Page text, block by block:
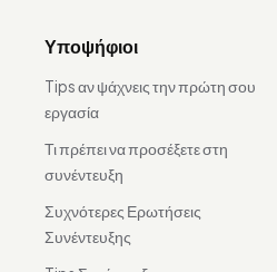
Υποψήφιοι
Tips αν ψάχνεις την πρώτη σου
εργασία
Τι πρέπει να προσέξετε στη
συνέντευξη
Συχνότερες Ερωτήσεις
Συνέντευξης